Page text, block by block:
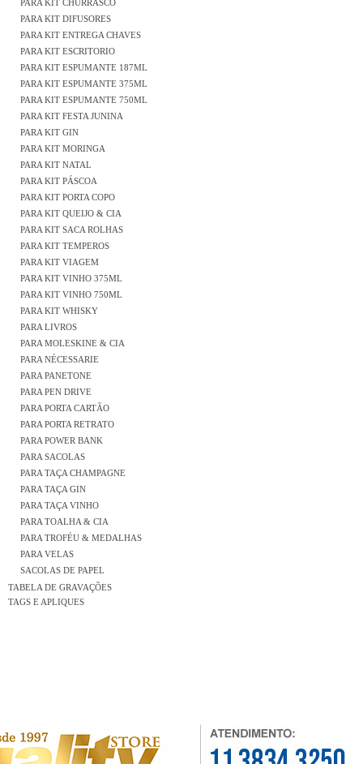
PARA KIT CHURRASCO
PARA KIT DIFUSORES
PARA KIT ENTREGA CHAVES
PARA KIT ESCRITORIO
PARA KIT ESPUMANTE 187ML
PARA KIT ESPUMANTE 375ML
PARA KIT ESPUMANTE 750ML
PARA KIT FESTA JUNINA
PARA KIT GIN
PARA KIT MORINGA
PARA KIT NATAL
PARA KIT PÁSCOA
PARA KIT PORTA COPO
PARA KIT QUEIJO & CIA
PARA KIT SACA ROLHAS
PARA KIT TEMPEROS
PARA KIT VIAGEM
PARA KIT VINHO 375ML
PARA KIT VINHO 750ML
PARA KIT WHISKY
PARA LIVROS
PARA MOLESKINE & CIA
PARA NÉCESSARIE
PARA PANETONE
PARA PEN DRIVE
PARA PORTA CARTÃO
PARA PORTA RETRATO
PARA POWER BANK
PARA SACOLAS
PARA TAÇA CHAMPAGNE
PARA TAÇA GIN
PARA TAÇA VINHO
PARA TOALHA & CIA
PARA TROFÉU & MEDALHAS
PARA VELAS
SACOLAS DE PAPEL
TABELA DE GRAVAÇÕES
TAGS E APLIQUES